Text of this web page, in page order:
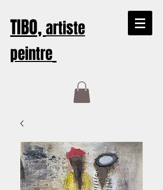
TIBO,artiste
peintre